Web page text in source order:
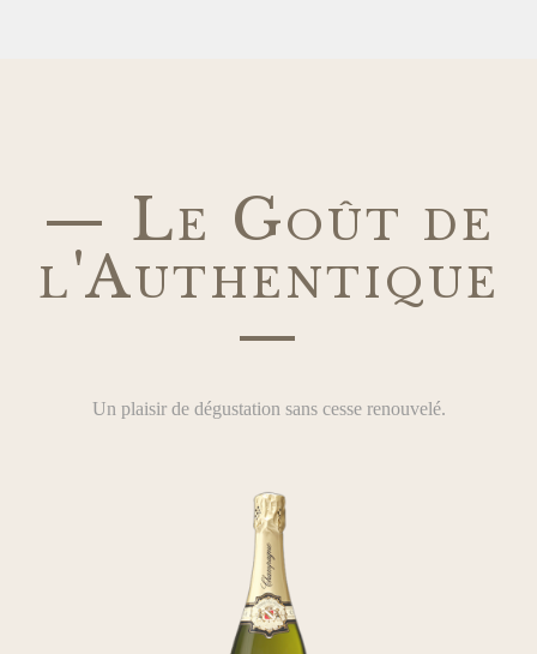
— Le Goût de
l'Authentique
—
Un plaisir de dégustation sans cesse renouvelé.